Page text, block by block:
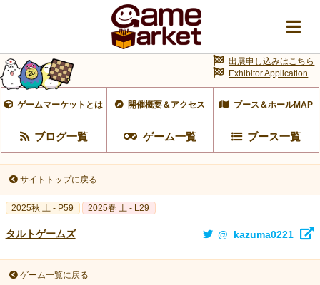
ゲームマーケットとは 開催概要＆アクセス ブース＆ホールMAP
ブログ一覧 ゲーム一覧 ブース一覧
出展申し込みはこちら
Exhibitor Application
サイトトップに戻る
2025秋 土 - P59 2025春 土 - L29
タルトゲームズ @_kazuma0221
ゲーム一覧に戻る